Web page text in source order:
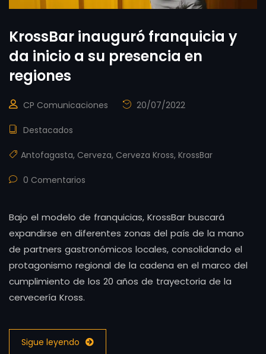
KrossBar inauguró franquicia y
da inicio a su presencia en
regiones
CP Comunicaciones 20/07/2022
Destacados
Antofagasta, Cerveza, Cerveza Kross, KrossBar
0 Comentarios
Bajo el modelo de franquicias, KrossBar buscará
expandirse en diferentes zonas del país de la mano
de partners gastronómicos locales, consolidando el
protagonismo regional de la cadena en el marco del
cumplimiento de los 20 años de trayectoria de la
cervecería Kross.
Sigue leyendo